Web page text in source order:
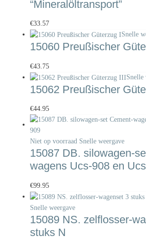
“Mineralöltransport”
€33.57
Snelle
15060 Preußischer
€43.75
Snelle
15062 Preußischer
€44.95
Niet op voorraad Snelle weergave
15087 DB. silowagen-
wagens Ucs-908 en
€99.95
Snelle weergave
15089 NS. zelflosser-
stuks N